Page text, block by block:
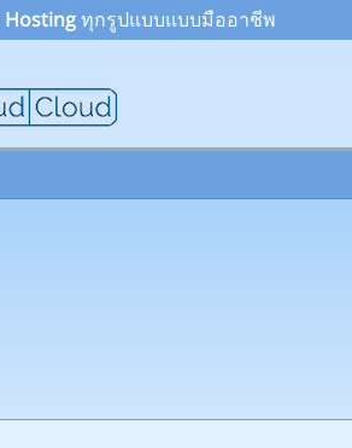
Hostingทุกรูปแบบแบบมืออาชีพ